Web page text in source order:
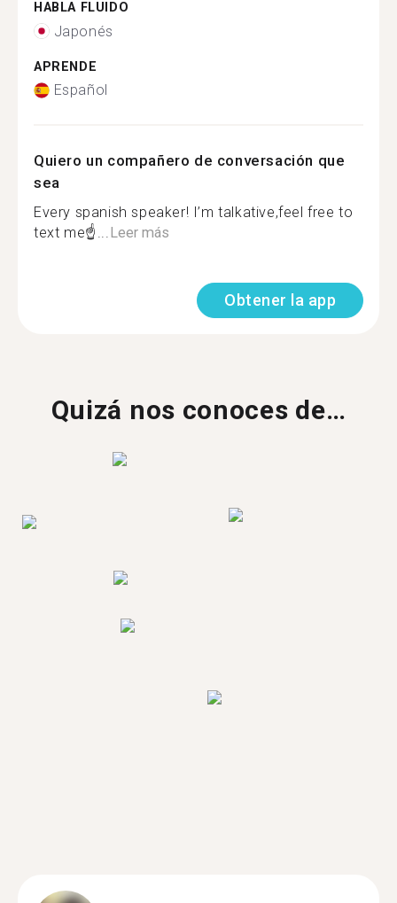
HABLA FLUIDO
Japonés
APRENDE
Español
Quiero un compañero de conversación que
sea
Every spanish speaker! I’m talkative,feel free to
text me☝...Leer más
Obtener la app
Quizá nos conoces de…